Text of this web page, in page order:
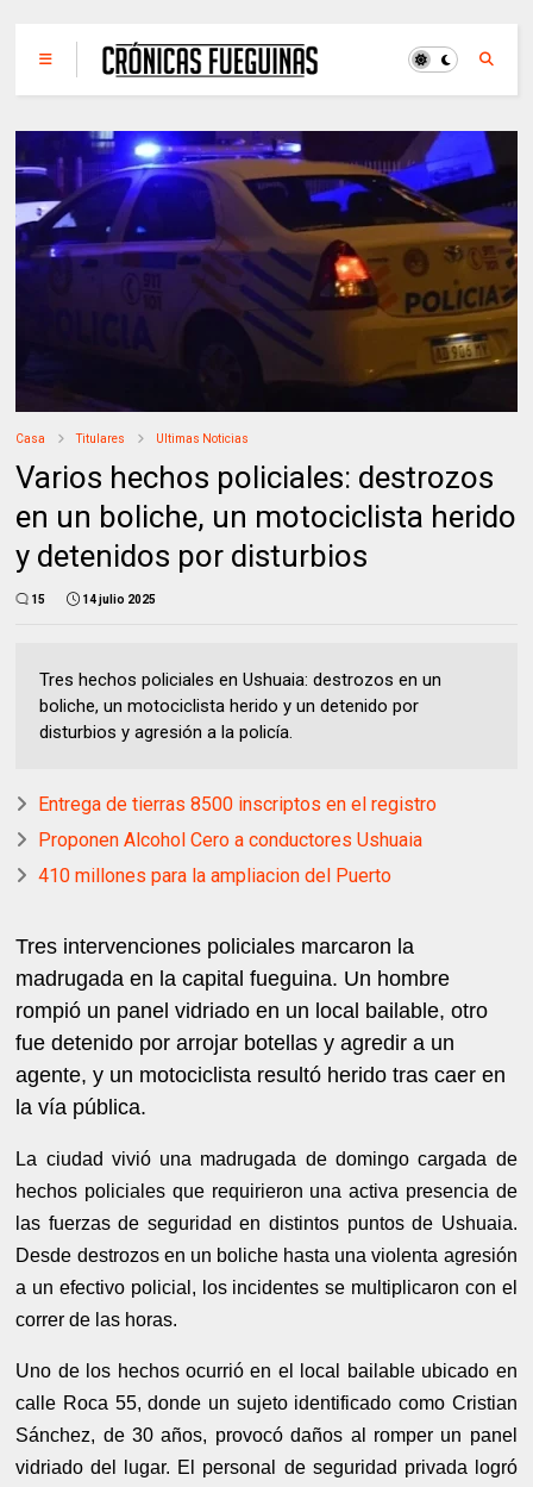
Casa Titulares Ultimas Noticias
Varios hechos policiales: destrozos
en un boliche, un motociclista herido
y detenidos por disturbios
15 14 julio 2025
Tres hechos policiales en Ushuaia: destrozos en un
boliche, un motociclista herido y un detenido por
disturbios y agresión a la policía.
Entrega de tierras 8500 inscriptos en el registro
Proponen Alcohol Cero a conductores Ushuaia
410 millones para la ampliacion del Puerto
Tres intervenciones policiales marcaron la
madrugada en la capital fueguina. Un hombre
rompió un panel vidriado en un local bailable, otro
fue detenido por arrojar botellas y agredir a un
agente, y un motociclista resultó herido tras caer en
la vía pública.
La ciudad vivió una madrugada de domingo cargada de
hechos policiales que requirieron una activa presencia de
las fuerzas de seguridad en distintos puntos de Ushuaia.
Desde destrozos en un boliche hasta una violenta agresión
a un efectivo policial, los incidentes se multiplicaron con el
correr de las horas.
Uno de los hechos ocurrió en el local bailable ubicado en
calle Roca 55, donde un sujeto identificado como Cristian
Sánchez, de 30 años, provocó daños al romper un panel
vidriado del lugar. El personal de seguridad privada logró